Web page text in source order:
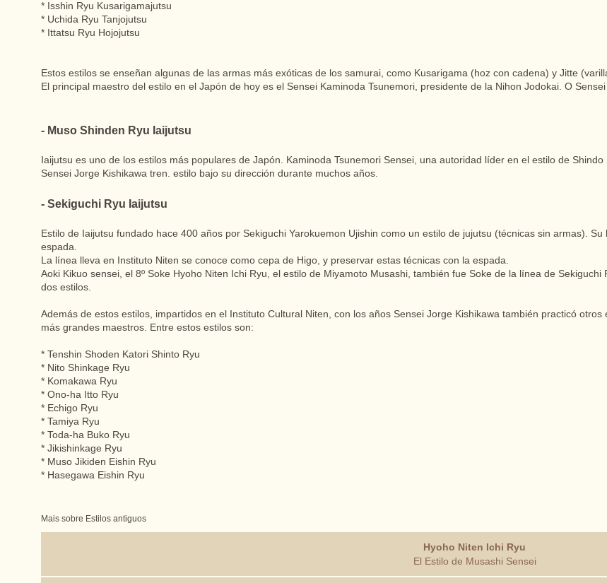
* Isshin Ryu Kusarigamajutsu
* Uchida Ryu Tanjojutsu
* Ittatsu Ryu Hojojutsu
Estos estilos se enseñan algunas de las armas más exóticas de los samurai, como Kusarigama (hoz con cadena) y Jitte
El principal maestro del estilo en el Japón de hoy es el Sensei Kaminoda Tsunemori, presidente de la Nihon Jodokai. O
- Muso Shinden Ryu Iaijutsu
Iaijutsu es uno de los estilos más populares de Japón. Kaminoda Tsunemori Sensei, una autoridad líder en el estilo de
Sensei Jorge Kishikawa tren. estilo bajo su dirección durante muchos años.
- Sekiguchi Ryu Iaijutsu
Estilo de Iaijutsu fundado hace 400 años por Sekiguchi Yarokuemon Ujishin como un estilo de jujutsu (técnicas sin armas).
espada.
La línea lleva en Instituto Niten se conoce como cepa de Higo, y preservar estas técnicas con la espada.
Aoki Kikuo sensei, el 8º Soke Hyoho Niten Ichi Ryu, el estilo de Miyamoto Musashi, también fue Soke de la línea de
dos estilos.
Además de estos estilos, impartidos en el Instituto Cultural Niten, con los años Sensei Jorge Kishikawa también practicó
más grandes maestros. Entre estos estilos son:
* Tenshin Shoden Katori Shinto Ryu
* Nito Shinkage Ryu
* Komakawa Ryu
* Ono-ha Itto Ryu
* Echigo Ryu
* Tamiya Ryu
* Toda-ha Buko Ryu
* Jikishinkage Ryu
* Muso Jikiden Eishin Ryu
* Hasegawa Eishin Ryu
Mais sobre Estilos antiguos
Hyoho Niten Ichi Ryu
El Estilo de Musashi Sensei